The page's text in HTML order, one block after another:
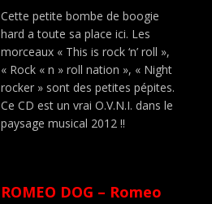
Cette petite bombe de boogie
hard a toute sa place ici. Les
morceaux « This is rock ‘n’ roll »,
« Rock « n » roll nation », « Night
rocker » sont des petites pépites.
Ce CD est un vrai O.V.N.I. dans le
paysage musical 2012 !!
ROMEO DOG – Romeo